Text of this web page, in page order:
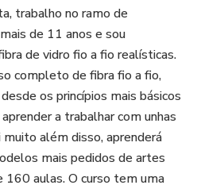
trabalho no ramo de
de 11 anos e sou
de vidro fio a fio realísticas.
completo de fibra fio a fio,
os princípios mais básicos
a trabalhar com unhas
além disso, aprenderá
mais pedidos de artes
160 aulas. O curso tem uma